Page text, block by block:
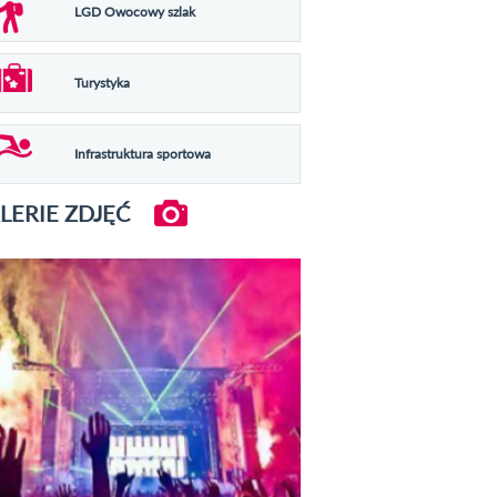
LGD Owocowy szlak
Turystyka
Infrastruktura sportowa
ZDJĘĆ